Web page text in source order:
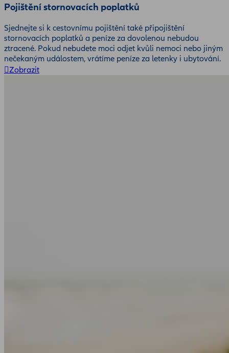
Pojištění stornovacích poplatků
Sjednejte si k cestovnímu pojištění také připojištění
stornovacích poplatků a peníze za dovolenou nebudou
ztracené. Pokud nebudete moci odjet kvůli nemoci nebo jiným
nečekaným událostem, vrátíme peníze za letenky i ubytování.
Zobrazit